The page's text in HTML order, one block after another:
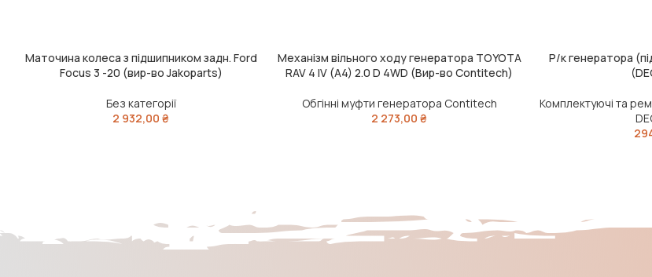
ЧИТАТИ ДАЛІ
Маточина колеса з підшипником задн. Ford
Focus 3 -20 (вир-во Jakoparts)
Без категорії
2 932,00₴
ДОДАТИ В КОШИК
Механізм вільного ходу генератора TOYOTA
RAV 4 IV (A4) 2.0 D 4WD (Вир-во Contitech)
Обгінні муфти генератора Contitech
2 273,00₴
ЧИТАТИ ДАЛІ
Р/к генератора
Комплектуючі та